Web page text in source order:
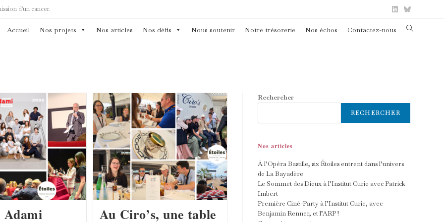
d'un cancer.
Accueil Nos projets Nos articles Nos défis Nous soutenir Notre trésorerie Nos échos Contactez-nous Toggle
Adami
Au Ciro’s, une table
Rechercher
RECHERCHER
Nos articles
À l’Opéra Bastille, six Étoiles entrent dans l’univers
de La Bayadère
Le Sommet des Dieux à l’Institut Curie avec Patrick
Imbert
Première Ciné-Party à l’Institut Curie, avec
Benjamin Renner, et l’ARP !